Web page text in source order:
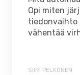
Opi miten
tiedonvaihto
vähentää
SIIRI PELKONEN